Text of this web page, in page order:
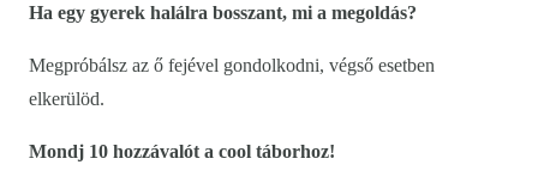
Ha egy gyerek halálra bosszant, mi a megoldás?
Megpróbálsz az ő fejével gondolkodni, végső esetben
elkerülöd.
Mondj 10 hozzávalót a cool táborhoz!